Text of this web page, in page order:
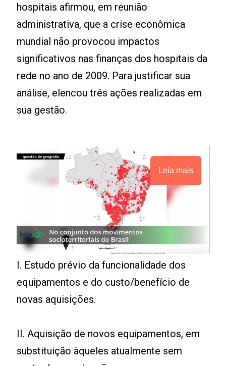
hospitais afirmou, em reunião
administrativa, que a crise econômica
mundial não provocou impactos
significativos nas finanças dos hospitais da
rede no ano de 2009. Para justificar sua
análise, elencou três ações realizadas em
sua gestão.
Leia mais
I. Estudo prévio da funcionalidade dos
equipamentos e do custo/benefício de
novas aquisições.
II. Aquisição de novos equipamentos, em
substituição àqueles atualmente sem